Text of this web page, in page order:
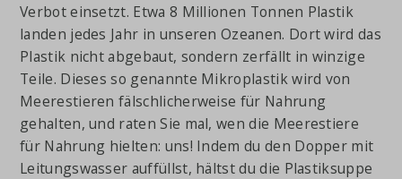
Verbot einsetzt. Etwa 8 Millionen Tonnen Plastik
landen jedes Jahr in unseren Ozeanen. Dort wird das
Plastik nicht abgebaut, sondern zerfällt in winzige
Teile. Dieses so genannte Mikroplastik wird von
Meerestieren fälschlicherweise für Nahrung
gehalten, und raten Sie mal, wen die Meerestiere
für Nahrung hielten: uns! Indem du den Dopper mit
Leitungswasser auffüllst, hältst du die Plastiksuppe